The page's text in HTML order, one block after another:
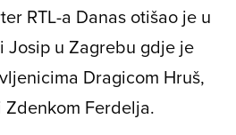
RTL-a Danas otišao je u
Josip u Zagrebu gdje je
Dragicom Hruš,
Ferdelja.